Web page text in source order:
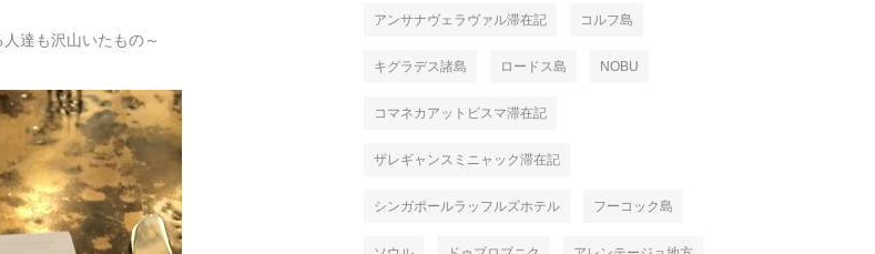
達も沢山いたもの～
アンサナヴェラヴァル滞在記 コルフ島
キグラデス諸島 ロードス島 NOBU
コマネカアットビスマ滞在記
ザレギャンスミニャック滞在記
シンガポールラッフルズホテル フーコック島